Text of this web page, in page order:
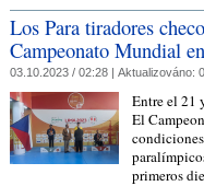
Los Para tiradores
Campeonato Mundial
03.10.2023 / 02:28 | Aktualizováno:
Entre el 21
El
primeros